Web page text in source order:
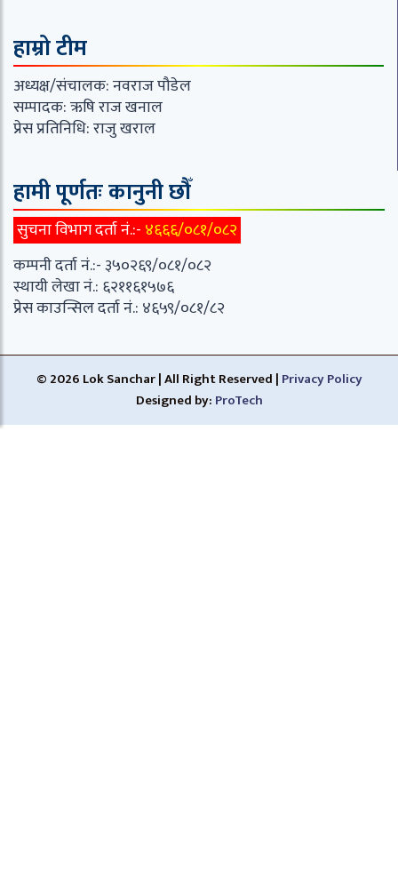
हाम्रो टीम
अध्यक्ष/संचालक: नवराज पौडेल
सम्पादक: ऋषि राज खनाल
प्रेस प्रतिनिधि: राजु खराल
हामी पूर्णतः कानुनी छौँ
सुचना विभाग दर्ता नं.:- ४६६६/०८१/०८२
कम्पनी दर्ता नं.:- ३५०२६९/०८१/०८२
स्थायी लेखा नं.: ६२११६१५७६
प्रेस काउन्सिल दर्ता नं.: ४६५९/०८१/८२
© 2026 Lok Sanchar | All Right Reserved | Privacy Policy
Designed by: ProTech